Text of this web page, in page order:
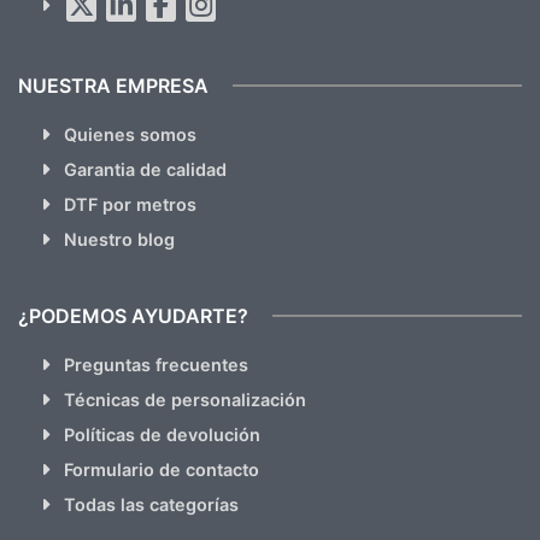
hacemos Spam)
NUESTRA EMPRESA
Quienes somos
Garantia de calidad
DTF por metros
Nuestro blog
¿PODEMOS AYUDARTE?
Preguntas frecuentes
Técnicas de personalización
Políticas de devolución
Formulario de contacto
Todas las categorías